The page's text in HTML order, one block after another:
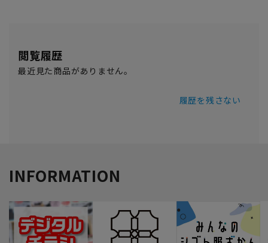
閲覧履歴
最近見た商品がありません。
履歴を残さない
INFORMATION